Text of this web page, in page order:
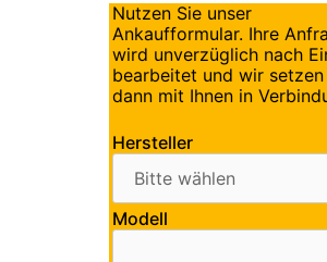
Nutzen Sie unser
Ankaufformular. Ihre
wird unverzüglich nach
bearbeitet und wir setzen
dann mit Ihnen in
Hersteller
Modell